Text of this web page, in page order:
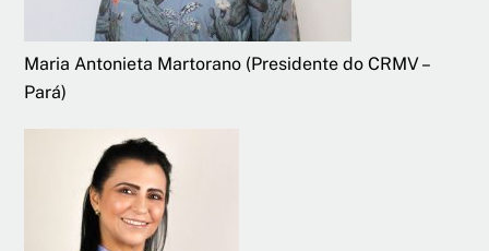
Maria Antonieta Martorano (Presidente do CRMV –
Pará)